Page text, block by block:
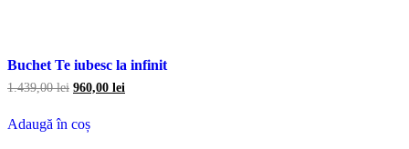
Buchet Te iubesc la infinit
1.439,00lei 960,00 lei
Adaugă în coș